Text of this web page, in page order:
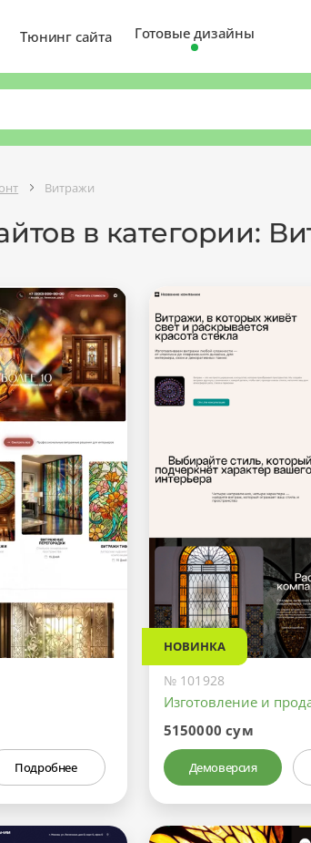
Тюнинг сайта Готовые дизайны
Витражи
в категории:
Подробнее
НОВИНКА
№ 101928
Изготовление и
5150000 сум
Демоверсия